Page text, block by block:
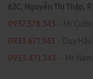
62C, Nguyễn Thị Thập,
0937.378.343 - Mr
0933 671 343 - Duy Hậu
0933.471.343 - Mr Nam